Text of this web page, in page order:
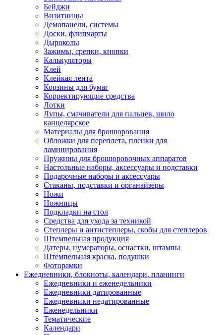
Бейджи
Визитницы
Демопанели, системы
Доски, флипчарты
Дыроколы
Зажимы, срепки, кнопки
Калькуляторы
Клей
Клейкая лента
Корзины для бумаг
Корректирующие средства
Лотки
Лупы, смачиватели для пальцев, шило
канцелярское
Материалы для брошюрования
Обложки для переплета, пленки для
ламинирования
Пружины для брошюровочных аппаратов
Настольные наборы, аксессуары и подставки
Подарочные наборы и аксессуары
Стаканы, подставки и органайзеры
Ножи
Ножницы
Подкладки на стол
Средства для ухода за техникой
Степлеры и антистеплеры, скобы для степлеров
Штемпельная продукция
Датеры, нумераторы, оснастки, штампы
Штемпельная краска, подушки
Фоторамки
Ежедневники, блокноты, календари, планинги
Ежедневники и еженедельники
Ежедневники датированные
Ежедневники недатированные
Еженедельники
Тематические
Календари